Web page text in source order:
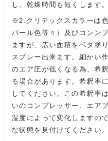
し、乾燥時間も短くします。
※2.クリテックスカラーは
パール色等々）及びコンン
ますが、広い面積をベタ塗
スプレー出来ます。細かい
のエア圧が低くなる為、希
る場合があります。希釈率
してください。この希釈率
いのコンプレッサー、エア
湿度によって変化しますの
な状態を見付けてください。